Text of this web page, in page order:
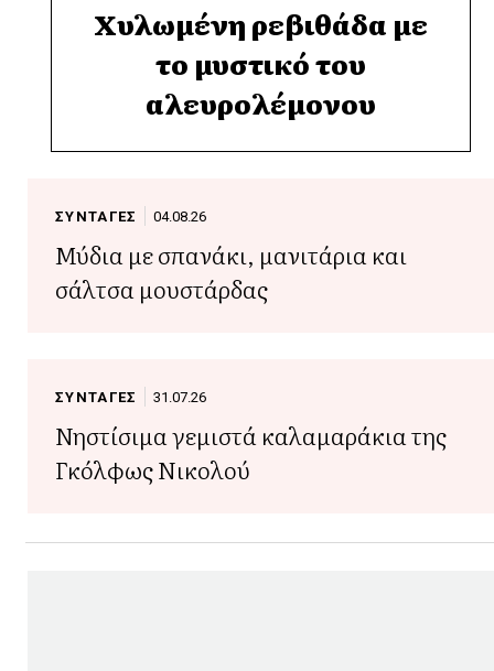
Χυλωμένη ρεβιθάδα με
το μυστικό του
αλευρολέμονου
ΣΥΝΤΑΓΕΣ 04.08.26
Μύδια με σπανάκι, μανιτάρια και
σάλτσα μουστάρδας
ΣΥΝΤΑΓΕΣ 31.07.26
Νηστίσιμα γεμιστά καλαμαράκια της
Γκόλφως Νικολού